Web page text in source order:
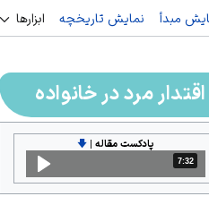
مبدأ نمایش تاریخچه ابزارها
اقتدار مرد در خانواده
پادکست مقاله|
🡇
مدت: 7 دقیقه و 32 ثانیه
7:32